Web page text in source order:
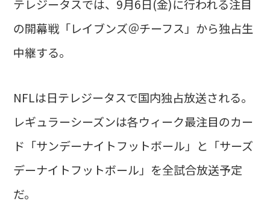
テレジータスでは、9月6日(金)に行われる注目
の開幕戦「レイブンズ＠チーフス」から独占生
中継する。
NFLは日テレジータスで国内独占放送される。
レギュラーシーズンは各ウィーク最注目のカー
ド「サンデーナイトフットボール」と「サーズ
デーナイトフットボール」を全試合放送予定
だ。